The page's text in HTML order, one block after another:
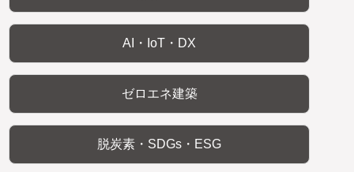
AI・IoT・DX
ゼロエネ建築
脱炭素・SDGs・ESG